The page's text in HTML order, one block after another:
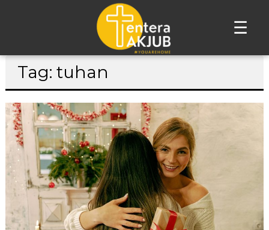
☰
Lompat
Tag: tuhan